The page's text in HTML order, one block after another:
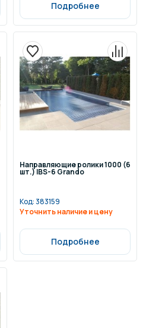
Подробнее
Направляющие ролики 1000 (6
шт.) IBS-6 Grando
Код:383159
Уточнить наличие и цену
Подробнее